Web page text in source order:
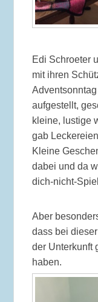
Edi Schroeter
mit ihren
aufgestellt,
kleine, lustige
gab
Kleine
dabei und da
dich-nicht-
Aber
dass bei
der Unterkunft
haben.